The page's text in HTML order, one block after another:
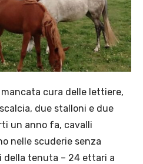
cura delle lettiere,
due stalloni e due
un anno fa, cavalli
nelle scuderie senza
della tenuta – 24 ettari a